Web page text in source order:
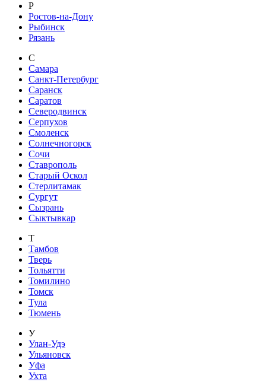
Р
Ростов-на-Дону
Рыбинск
Рязань
С
Самара
Санкт-Петербург
Саранск
Саратов
Северодвинск
Серпухов
Смоленск
Солнечногорск
Сочи
Ставрополь
Старый Оскол
Стерлитамак
Сургут
Сызрань
Сыктывкар
Т
Тамбов
Тверь
Тольятти
Томилино
Томск
Тула
Тюмень
У
Улан-Удэ
Ульяновск
Уфа
Ухта